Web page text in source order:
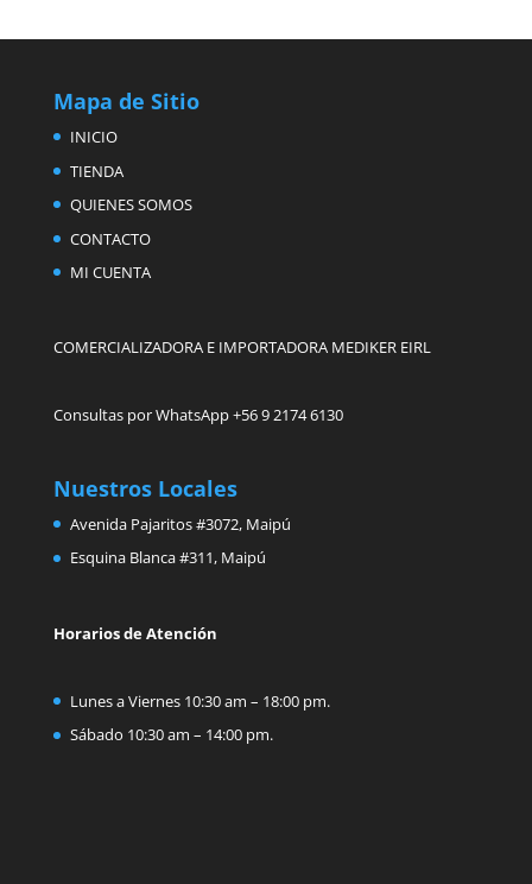
Mapa de Sitio
INICIO
TIENDA
QUIENES SOMOS
CONTACTO
MI CUENTA
COMERCIALIZADORA E IMPORTADORA MEDIKER EIRL
Consultas por WhatsApp +56 9 2174 6130
Nuestros Locales
Avenida Pajaritos #3072, Maipú
Esquina Blanca #311, Maipú
Horarios de Atención
Lunes a Viernes 10:30 am – 18:00 pm.
Sábado 10:30 am – 14:00 pm.